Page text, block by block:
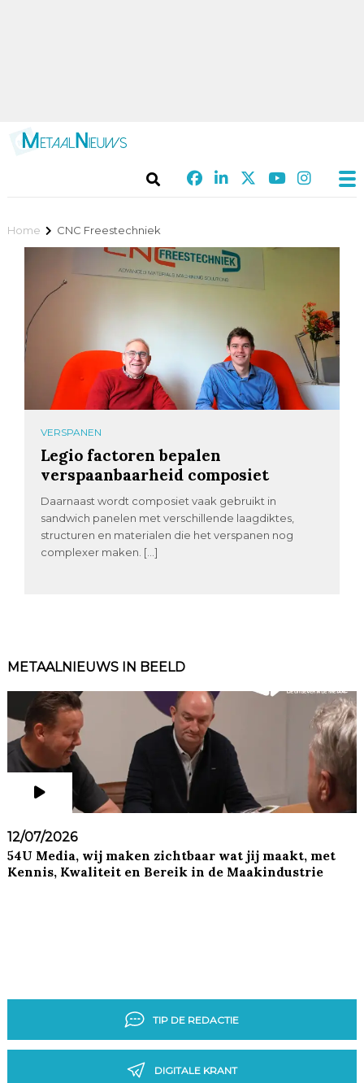
Home CNC Freestechniek
VERSPANEN
Legio factoren bepalen
verspaanbaarheid composiet
Daarnaast wordt composiet vaak gebruikt in
sandwich panelen met verschillende laagdiktes,
structuren en materialen die het verspanen nog
complexer maken. […]
METAALNIEUWS IN BEELD
12/07/2026
54U Media, wij maken zichtbaar wat jij maakt, met
Kennis, Kwaliteit en Bereik in de Maakindustrie
TIP DE REDACTIE
DIGITALE KRANT